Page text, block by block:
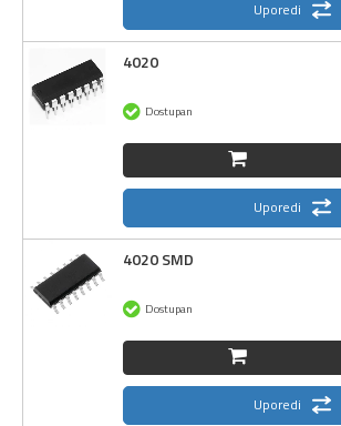
Uporedi
4020
Dostupan
Uporedi
4020 SMD
Dostupan
Uporedi